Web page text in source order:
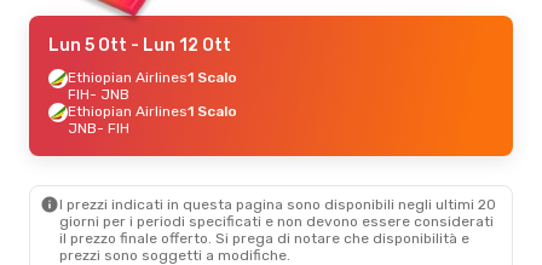
Lun 5 Ott - Lun 12 Ott
Ethiopian Airlines1 Scalo
FIH- JNB
Ethiopian Airlines1 Scalo
JNB- FIH
I prezzi indicati in questa pagina sono disponibili negli ultimi 20
giorni per i periodi specificati e non devono essere considerati
il ​​prezzo finale offerto. Si prega di notare che disponibilità e
prezzi sono soggetti a modifiche.